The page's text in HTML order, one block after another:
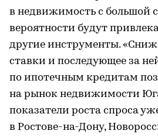
в недвижимость с большой
вероятности будут
другие инструменты.
ставки и последующее за
по ипотечным кредитам
на рынок недвижимости
показатели роста спроса
в Ростове-на-Дону,